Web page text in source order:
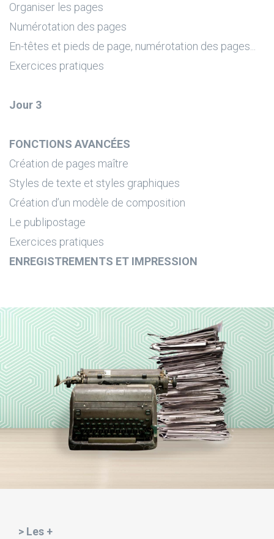
Organiser les pages
Numérotation des pages
En-têtes et pieds de page, numérotation des pages...
Exercices pratiques
Jour 3
FONCTIONS AVANCÉES
Création de pages maître
Styles de texte et styles graphiques
Création d’un modèle de composition
Le publipostage
Exercices pratiques
ENREGISTREMENTS ET IMPRESSION
> Les +